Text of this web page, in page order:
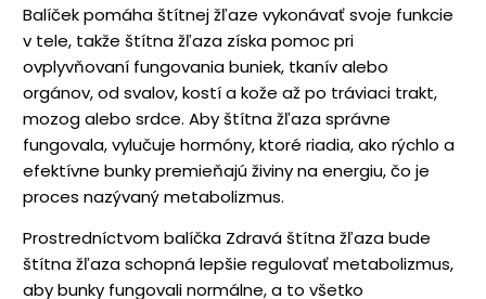
Balíček pomáha štítnej žľaze vykonávať svoje funkcie
v tele, takže štítna žľaza získa pomoc pri
ovplyvňovaní fungovania buniek, tkanív alebo
orgánov, od svalov, kostí a kože až po tráviaci trakt,
mozog alebo srdce. Aby štítna žľaza správne
fungovala, vylučuje hormóny, ktoré riadia, ako rýchlo a
efektívne bunky premieňajú živiny na energiu, čo je
proces nazývaný metabolizmus.
Prostredníctvom balíčka Zdravá štítna žľaza bude
štítna žľaza schopná lepšie regulovať metabolizmus,
aby bunky fungovali normálne, a to všetko